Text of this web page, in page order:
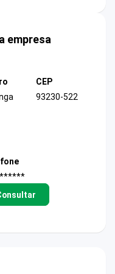
empresa
CEP
93230-522